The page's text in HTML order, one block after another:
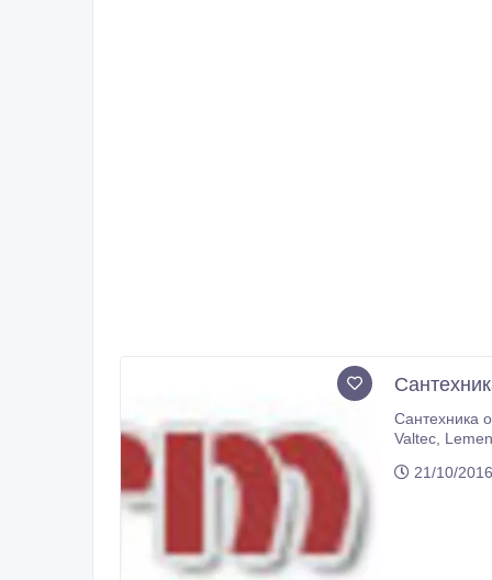
Сантехника
Valtec, Lemen), металлопластиковые трубы и фитинги (Deеpipe, Valtec, Lemen), канализационные трубы и
21/10/2016